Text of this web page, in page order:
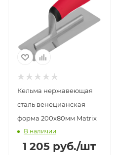
Кельма нержавеющая
сталь венецианская
форма 200х80мм Matrix
В наличии
1 205руб./шт